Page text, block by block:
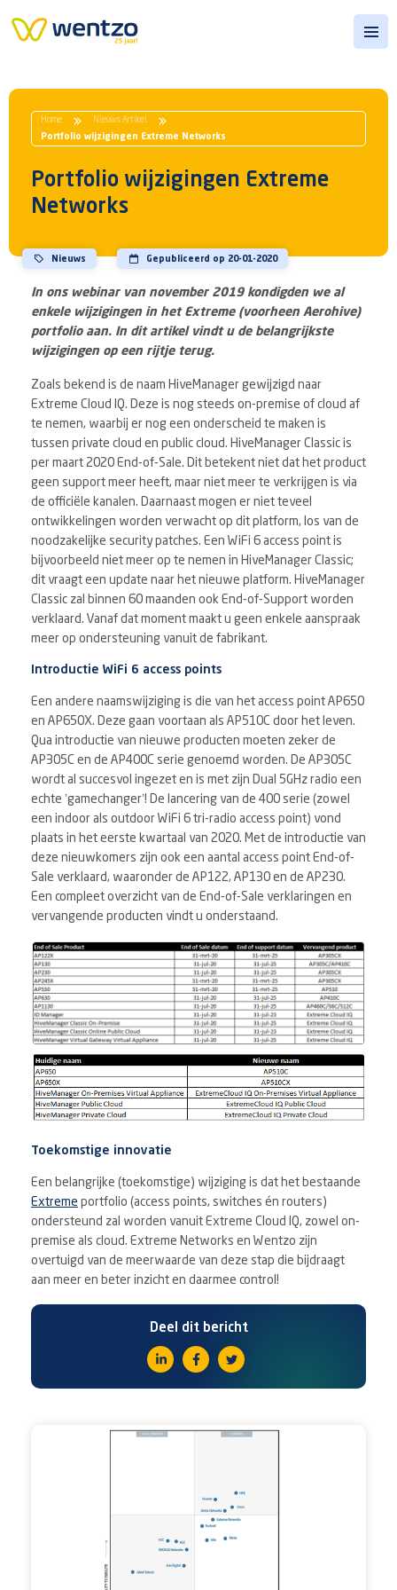
Home
Nieuws Artikel
Portfolio wijzigingen Extreme Networks
Portfolio wijzigingen Extreme
Networks
Nieuws Gepubliceerd op 20-01-2020
In ons webinar van november 2019 kondigden we al
enkele wijzigingen in het Extreme (voorheen Aerohive)
portfolio aan. In dit artikel vindt u de belangrijkste
wijzigingen op een rijtje terug.
Zoals bekend is de naam HiveManager gewijzigd naar
Extreme Cloud IQ. Deze is nog steeds on-premise of cloud af
te nemen, waarbij er nog een onderscheid te maken is
tussen private cloud en public cloud. HiveManager Classic is
per maart 2020 End-of-Sale. Dit betekent niet dat het product
geen support meer heeft, maar niet meer te verkrijgen is via
de officiële kanalen. Daarnaast mogen er niet teveel
ontwikkelingen worden verwacht op dit platform, los van de
noodzakelijke security patches. Een WiFi 6 access point is
bijvoorbeeld niet meer op te nemen in HiveManager Classic;
dit vraagt een update naar het nieuwe platform. HiveManager
Classic zal binnen 60 maanden ook End-of-Support worden
verklaard. Vanaf dat moment maakt u geen enkele aanspraak
meer op ondersteuning vanuit de fabrikant.
Introductie WiFi 6 access points
Een andere naamswijziging is die van het access point AP650
en AP650X. Deze gaan voortaan als AP510C door het leven.
Qua introductie van nieuwe producten moeten zeker de
AP305C en de AP400C serie genoemd worden. De AP305C
wordt al succesvol ingezet en is met zijn Dual 5GHz radio een
echte ’gamechanger’! De lancering van de 400 serie (zowel
een indoor als outdoor WiFi 6 tri-radio access point) vond
plaats in het eerste kwartaal van 2020. Met de introductie van
deze nieuwkomers zijn ook een aantal access point End-of-
Sale verklaard, waaronder de AP122, AP130 en de AP230.
Een compleet overzicht van de End-of-Sale verklaringen en
vervangende producten vindt u onderstaand.
Toekomstige innovatie
Een belangrijke (toekomstige) wijziging is dat het bestaande
Extreme portfolio (access points, switches én routers)
ondersteund zal worden vanuit Extreme Cloud IQ, zowel on-
premise als cloud. Extreme Networks en Wentzo zijn
overtuigd van de meerwaarde van deze stap die bijdraagt
aan meer en beter inzicht en daarmee control!
Deel dit bericht